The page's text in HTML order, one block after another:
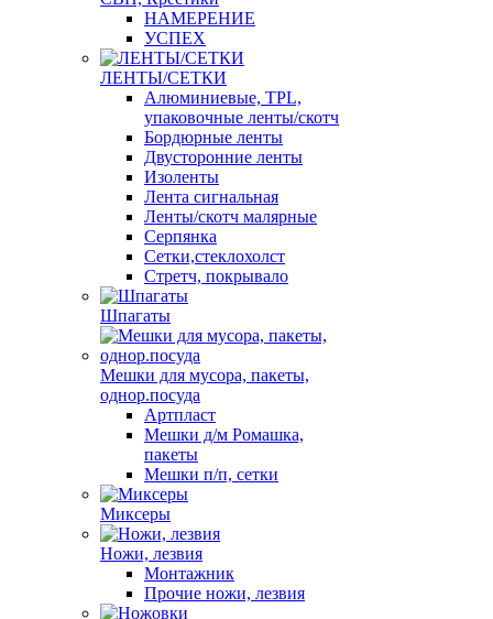
НАМЕРЕНИЕ
УСПЕХ
ЛЕНТЫ/СЕТКИ
Алюминиевые, TPL,
упаковочные ленты/скотч
Бордюрные ленты
Двусторонние ленты
Изоленты
Лента сигнальная
Ленты/скотч малярные
Серпянка
Сетки,стеклохолст
Стретч, покрывало
Шпагаты
Мешки для мусора, пакеты,
однор.посуда
Артпласт
Мешки д/м Ромашка,
пакеты
Мешки п/п, сетки
Миксеры
Ножи, лезвия
Монтажник
Прочие ножи, лезвия